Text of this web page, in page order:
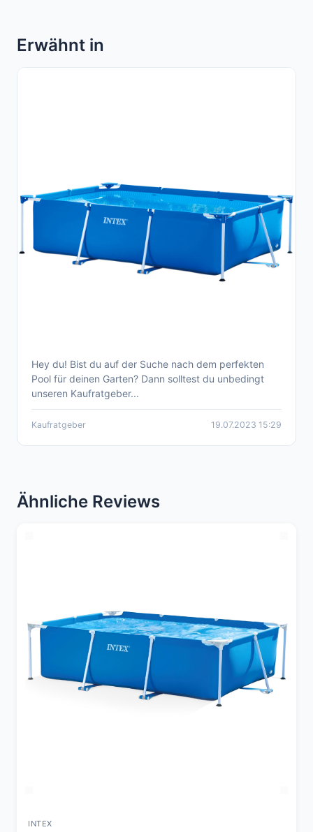
Erwähnt in
Die besten 10 Pools für den sommerlichen
Badespaß
Hey du! Bist du auf der Suche nach dem perfekten
Pool für deinen Garten? Dann solltest du unbedingt
unseren Kaufratgeber...
Kaufratgeber 19.07.2023 15:29
Ähnliche Reviews
INTEX